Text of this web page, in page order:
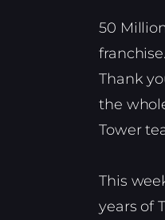
50
Thank
the
Tower
This
years of